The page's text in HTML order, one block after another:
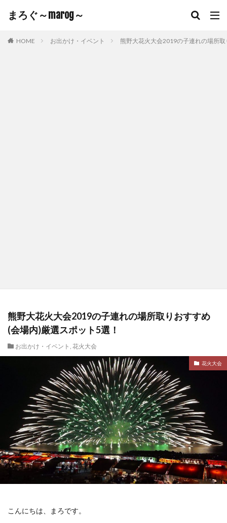
まろぐ～marog～
HOME お出かけ・イベント 熊野大花火大会2019の子連れの場所
熊野大花火大会2019の子連れの場所取りおすすめ
(会場内)厳選スポット5選！
お出かけ・イベント , 花火大会
花火大会
こんにちは、まろです。